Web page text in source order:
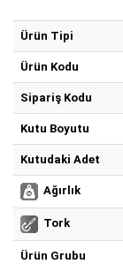
Ürün Tipi
Ürün Kodu
Sipariş Kodu
Kutu Boyutu
Kutudaki Adet
Ağırlık
Tork
Ürün Grubu